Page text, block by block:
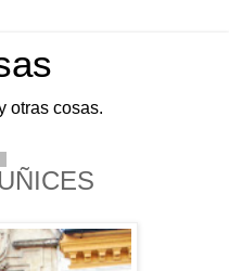
otras cosas.